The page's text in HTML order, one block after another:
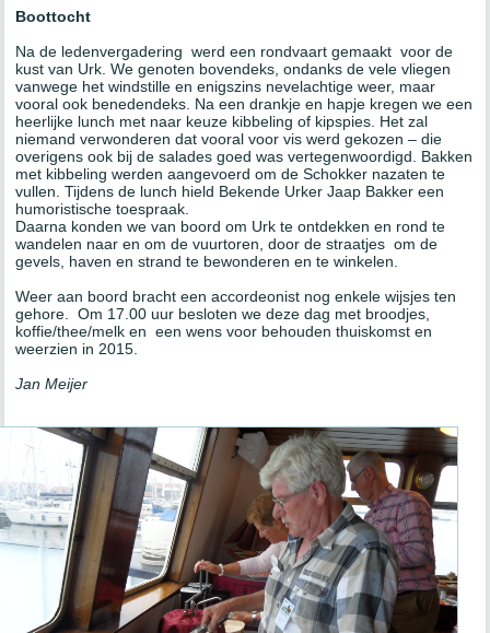
Boottocht
Na de ledenvergadering werd een rondvaart gemaakt voor de
kust van Urk. We genoten bovendeks, ondanks de vele vliegen
vanwege het windstille en enigszins nevelachtige weer, maar
vooral ook benedendeks. Na een drankje en hapje kregen we een
heerlijke lunch met naar keuze kibbeling of kipspies. Het zal
niemand verwonderen dat vooral voor vis werd gekozen – die
overigens ook bij de salades goed was vertegenwoordigd. Bakken
met kibbeling werden aangevoerd om de Schokker nazaten te
vullen. Tijdens de lunch hield Bekende Urker Jaap Bakker een
humoristische toespraak.
Daarna konden we van boord om Urk te ontdekken en rond te
wandelen naar en om de vuurtoren, door de straatjes om de
gevels, haven en strand te bewonderen en te winkelen.
Weer aan boord bracht een accordeonist nog enkele wijsjes ten
gehore. Om 17.00 uur besloten we deze dag met broodjes,
koffie/thee/melk en een wens voor behouden thuiskomst en
weerzien in 2015.
Jan Meijer